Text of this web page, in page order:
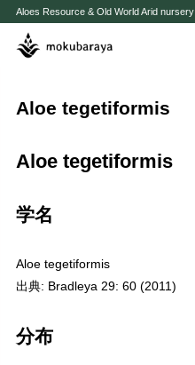
Aloes Resource & Old World Arid nursery
Aloe tegetiformis
Aloe tegetiformis
学名
Aloe tegetiformis
出典: Bradleya 29: 60 (2011)
分布